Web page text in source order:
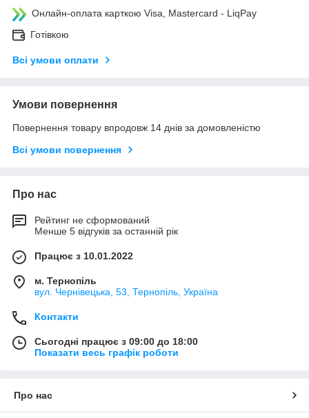
Онлайн-оплата карткою Visa, Mastercard - LiqPay
Готівкою
Всі умови оплати
Умови повернення
Повернення товару впродовж 14 днів за домовленістю
Всі умови повернення
Про нас
Рейтинг не сформований
Менше 5 відгуків за останній рік
Працює з 10.01.2022
м. Тернопіль
вул. Чернівецька, 53, Тернопіль, Україна
Контакти
Сьогодні працює з 09:00 до 18:00
Показати весь графік роботи
Про нас